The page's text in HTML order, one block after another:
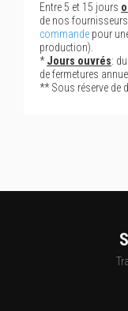
Entre 5 et 15 jours
de nos
commande pour
production).
*Jours ouvrés:
de fermetures
** Sous réserve de